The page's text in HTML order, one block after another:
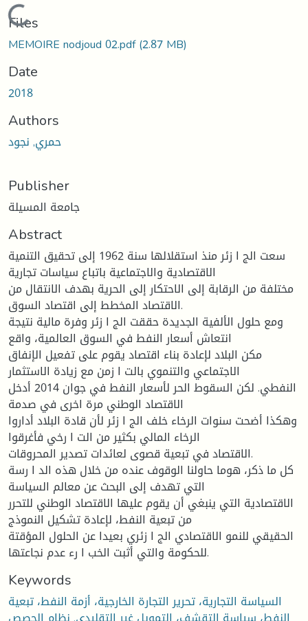
Loading...
Files
MEMOIRE nodjoud 02.pdf(2.87 MB)
Date
2018
Authors
حمري, نجود
Publisher
جامعة المسيلة
Abstract
سعت الج ا زئر منذ استقلالها سنة 1962 إلى تحقيق التنمية
الاقتصادية والاجتماعية باتباع سياسات تجارية
مختلفة من الرقابة إلى الاحتكار إلى الحرية بهدف الانتقال من
الاقتصاد المخطط إلى اقتصاد السوق.
ومع حلول الألفية الجديدة حققت الج ا زئر وفرة مالية نتيجة
انتعاش أسعار النفط في السوق العالمية، واقع
مكن البلاد لإعادة بناء اقتصاد يقوم على تفعيل الإنفاق
الاجتماعي والتنموي بالت ا زمن مع زيادة الاستثمار
النفطي. لكن السقوط الحر لأسعار النفط في جوان 2014 أدخل
الاقتصاد الوطني مرة اخرى في صدمة
وهكذا أضحت سنوات الرخاء خلف الج ا زئر لأن قادة البلاد أداروا
الرخاء المالي بكثير من الت ا رخي فأغرقوا
الاقتصاد في تبعية قصوى لعائدات تصدير المحروقات.
كل ما ذكر، هوما حاولنا الوقوف عنده من خلال هذه الد ا رسة
التي تهدف إلى البحث عن معالم السياسة
الاقتصادية التي ينبغي أن يقوم عليها الاقتصاد الوطني للتحرر
من تبعية النفط، لإعادة تشكيل النموذج
الحقيقي للنمو الاقتصادي الج ا زئري بعيدا عن الحلول المؤقتة
للحكومة والتي أثبت الخب ا رء عدم نجاعتها.
Keywords
السياسة التجارية، تحرير التجارة الخارجية، أزمة النفط، تبعية